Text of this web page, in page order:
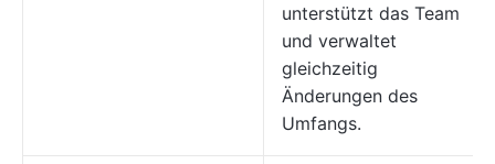
unterstützt das Team
und verwaltet
gleichzeitig
Änderungen des
Umfangs.